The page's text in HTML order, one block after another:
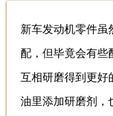
新车发动机零件虽
配，但毕竟会有些
互相研磨得到更好
油里添加研磨剂，